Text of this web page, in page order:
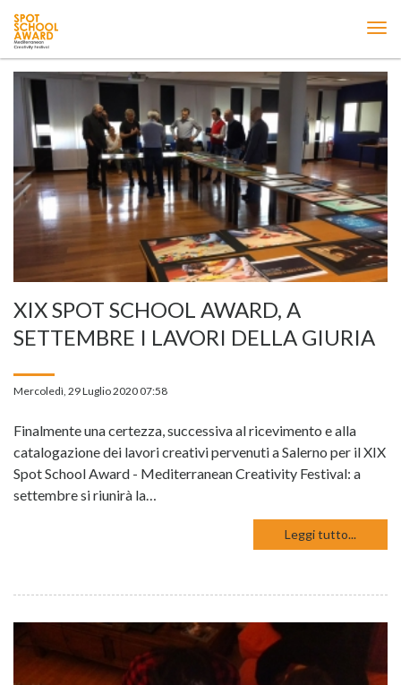
XIX SPOT SCHOOL AWARD, A
SETTEMBRE I LAVORI DELLA GIURIA
Mercoledì, 29 Luglio 2020 07:58
Finalmente una certezza, successiva al ricevimento e alla
catalogazione dei lavori creativi pervenuti a Salerno per il XIX
Spot School Award - Mediterranean Creativity Festival: a
settembre si riunirà la…
Leggi tutto...